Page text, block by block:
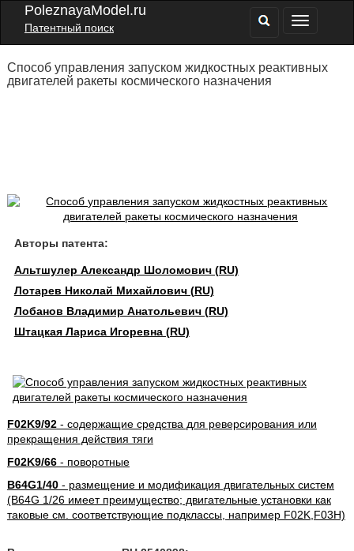
PoleznayaModel.ru
Патентный поиск
Способ управления запуском жидкостных реактивных
двигателей ракеты космического назначения
Авторы патента:
Альтшулер Александр Шоломович (RU)
Лотарев Николай Михайлович (RU)
Лобанов Владимир Анатольевич (RU)
Штацкая Лариса Игоревна (RU)
F02K9/92- содержащие средства для реверсирования или
прекращения действия тяги
F02K9/66- поворотные
B64G1/40- размещение и модификация двигательных систем
(B64G 1/26 имеет преимущество; двигательные установки как
таковые см. соответствующие подклассы, например F02K,F03H)